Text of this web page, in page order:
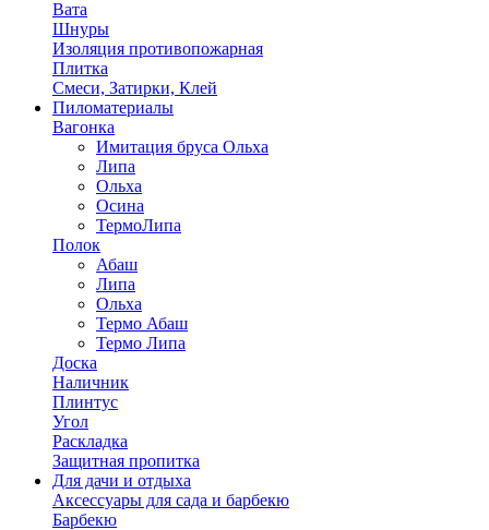
Вата
Шнуры
Изоляция противопожарная
Плитка
Смеси, Затирки, Клей
Пиломатериалы
Вагонка
Имитация бруса Ольха
Липа
Ольха
Осина
ТермоЛипа
Полок
Абаш
Липа
Ольха
Термо Абаш
Термо Липа
Доска
Наличник
Плинтус
Угол
Раскладка
Защитная пропитка
Для дачи и отдыха
Аксессуары для сада и барбекю
Барбекю